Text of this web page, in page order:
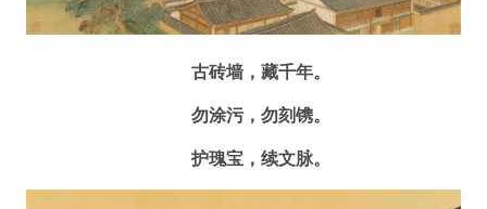
古砖墙，藏千年。
勿涂污，勿刻镌。
护瑰宝，续文脉。